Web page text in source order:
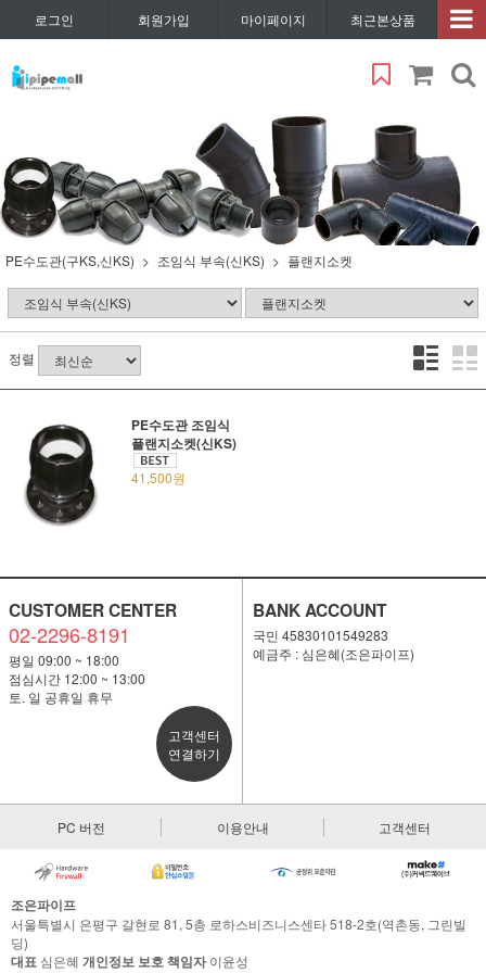
로그인 회원가입 마이페이지 최근본상품
PE수도관(구KS,신KS) 조임식 부속(신KS) 플랜지소켓
정렬
PE수도관 조임식
플랜지소켓(신KS)
41,500원
CUSTOMER CENTER
02-2296-8191
평일 09:00 ~ 18:00
점심시간 12:00 ~ 13:00
토. 일 공휴일 휴무
고객센터
연결하기
BANK ACCOUNT
국민 45830101549283
예금주 : 심은혜(조은파이프)
PC 버전 이용안내 고객센터
조은파이프
서울특별시 은평구 갈현로 81, 5층 로하스비즈니스센타 518-2호(역촌동, 그린빌
딩)
대표 심은혜 개인정보 보호 책임자이윤성